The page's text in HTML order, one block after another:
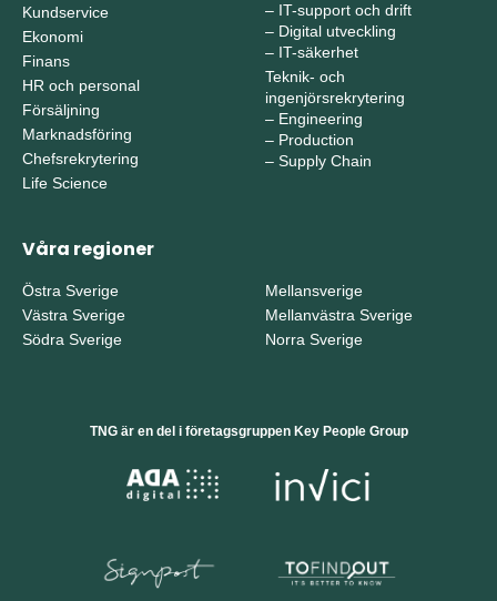
Kundservice
Ekonomi
Finans
HR och personal
Försäljning
Marknadsföring
Chefsrekrytering
Life Science
– IT-support och drift
– Digital utveckling
– IT-säkerhet
Teknik- och
ingenjörsrekrytering
– Engineering
– Production
– Supply Chain
Våra regioner
Östra Sverige
Västra Sverige
Södra Sverige
Mellansverige
Mellanvästra Sverige
Norra Sverige
TNG är en del i företagsgruppen Key People Group